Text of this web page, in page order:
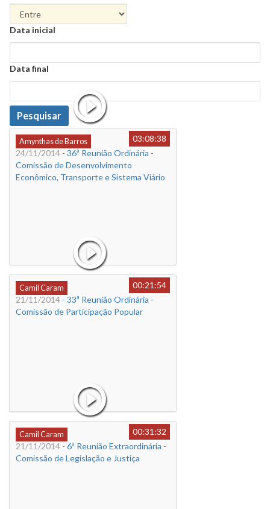
Data
Data inicial
Data
Data final
Data
Pesquisar
Amynthas de Barros
03:08:38
24/11/2014 - 36ª Reunião Ordinária -
Comissão de Desenvolvimento
Econômico, Transporte e Sistema Viário
Camil Caram
00:21:54
21/11/2014 - 33ª Reunião Ordinária -
Comissão de Participação Popular
Camil Caram
00:31:32
21/11/2014 - 6ª Reunião Extraordinária -
Comissão de Legislação e Justiça